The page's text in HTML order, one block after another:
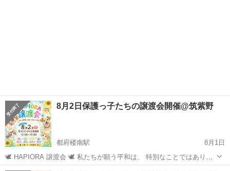
8月2日保護っ子たちの譲渡会開催@筑紫野
都府楼南駅
8月1日
🕊️ HAPIORA 譲渡会 🕊️ 私たちが願う平和は、 特別なことではありま
せん。 人が笑顔で暮らせること。 動物が安心して眠れること。 「た